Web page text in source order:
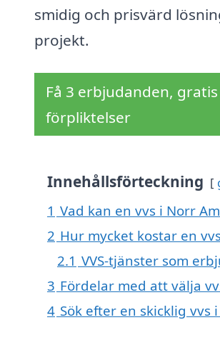
smidig och prisvärd
projekt.
Få 3 erbjudanden,
förpliktelser
Innehållsförteckning
1 Vad kan en vvs i Norr
2 Hur mycket kostar en
2.1 VVS-tjänster som
3 Fördelar med att välja
4 Sök efter en skicklig